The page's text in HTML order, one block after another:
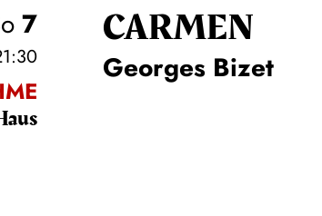
7 CARMEN
Georges Bizet